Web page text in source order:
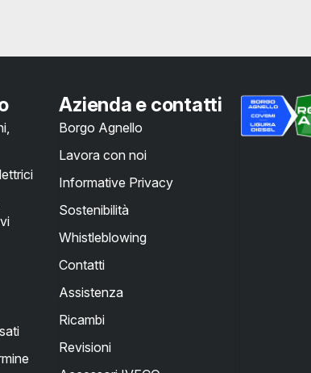
Azienda e contatti
Borgo Agnello
Lavora con noi
Informative Privacy
Sostenibilità
Whistleblowing
Contatti
Assistenza
Ricambi
Revisioni